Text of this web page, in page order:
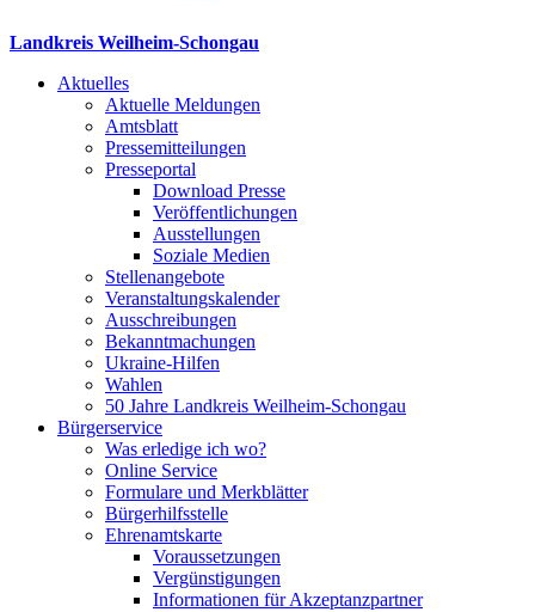
Landkreis Weilheim-Schongau
Aktuelles
Aktuelle Meldungen
Amtsblatt
Pressemitteilungen
Presseportal
Download Presse
Veröffentlichungen
Ausstellungen
Soziale Medien
Stellenangebote
Veranstaltungskalender
Ausschreibungen
Bekanntmachungen
Ukraine-Hilfen
Wahlen
50 Jahre Landkreis Weilheim-Schongau
Bürgerservice
Was erledige ich wo?
Online Service
Formulare und Merkblätter
Bürgerhilfsstelle
Ehrenamtskarte
Voraussetzungen
Vergünstigungen
Informationen für Akzeptanzpartner